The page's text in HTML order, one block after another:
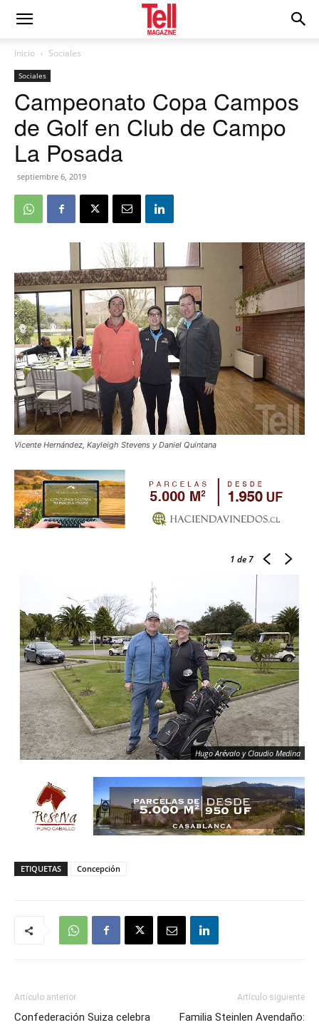
Inicio Sociales
Sociales
Campeonato Copa Campos
de Golf en Club de Campo
La Posada
septiembre 6, 2019
Vicente Hernández, Kayleigh Stevens y Daniel Quintana
1 de 7
Hugo Arévalo y Claudio Medina
ETIQUETAS Concepción
Artículo anterior
Confederación Suiza celebra
Artículo siguiente
Familia Steinlen Avendaño: